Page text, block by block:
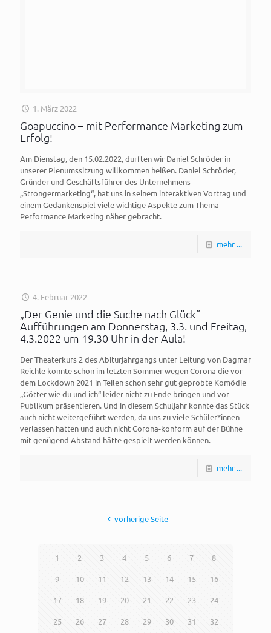
1. März 2022
Goapuccino – mit Performance Marketing zum
Erfolg!
Am Dienstag, den 15.02.2022, durften wir Daniel Schröder in
unserer Plenumssitzung willkommen heißen. Daniel Schröder,
Gründer und Geschäftsführer des Unternehmens
„Strongermarketing“, hat uns in seinem interaktiven Vortrag und
einem Gedankenspiel viele wichtige Aspekte zum Thema
Performance Marketing näher gebracht.
mehr ...
4. Februar 2022
„Der Genie und die Suche nach Glück“ –
Aufführungen am Donnerstag, 3.3. und Freitag,
4.3.2022 um 19.30 Uhr in der Aula!
Der Theaterkurs 2 des Abiturjahrgangs unter Leitung von Dagmar
Reichle konnte schon im letzten Sommer wegen Corona die vor
dem Lockdown 2021 in Teilen schon sehr gut geprobte Komödie
„Götter wie du und ich“ leider nicht zu Ende bringen und vor
Publikum präsentieren. Und in diesem Schuljahr konnte das Stück
auch nicht weitergeführt werden, da uns zu viele Schüler*innen
verlassen hatten und auch nicht Corona-konform auf der Bühne
mit genügend Abstand hätte gespielt werden können.
mehr ...
vorherige Seite
1 2 3 4 5 6 7 8
9 10 11 12 13 14 15 16
17 18 19 20 21 22 23 24
25 26 27 28 29 30 31 32